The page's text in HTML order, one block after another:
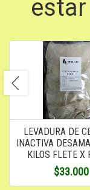
LEVADURA DE
INACTIVA
KILOS FLETE X
$33.000